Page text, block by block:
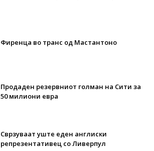
Фиренца во транс од Мастантоно
Продаден резервниот голман на Сити за
50 милиони евра
Сврзуваат уште еден англиски
репрезентативец со Ливерпул